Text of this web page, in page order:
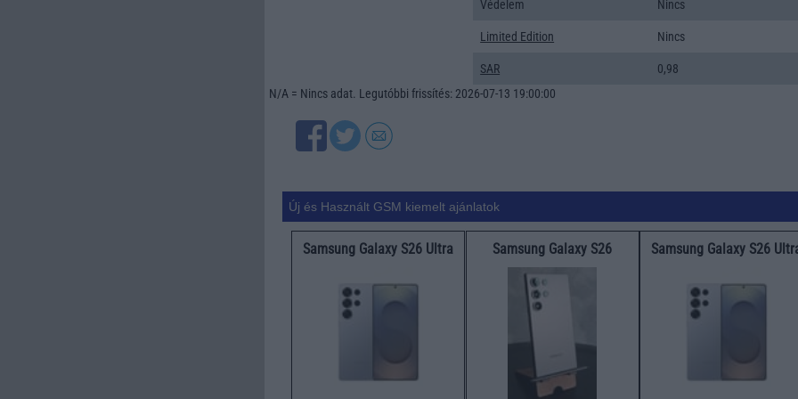
Védelem Nincs
Limited Edition Nincs
SAR
0,98
N/A = Nincs adat. Legutóbbi frissítés: 2026-07-13 19:00:00
Új és Használt GSM kiemelt ajánlatok
Samsung Galaxy S26 Ultra Samsung Galaxy S26 Samsung Galaxy S26